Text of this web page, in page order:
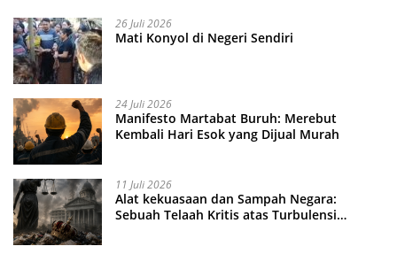
26 Juli 2026
Mati Konyol di Negeri Sendiri
24 Juli 2026
Manifesto Martabat Buruh: Merebut
Kembali Hari Esok yang Dijual Murah
11 Juli 2026
Alat kekuasaan dan Sampah Negara:
Sebuah Telaah Kritis atas Turbulensi